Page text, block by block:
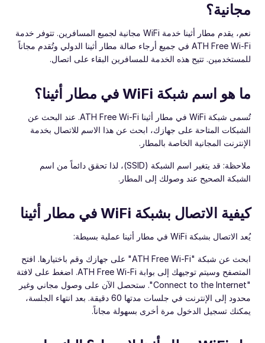
مجانية؟
نعم، يقدم مطار أثينا خدمة WiFi مجانية لجميع المسافرين. تتوفر خدمة
ATH Free Wi-Fi في جميع أرجاء صالة مطار أثينا الدولي وتُقدم مجاناً
للمستخدمين. تتيح هذه الخدمة للمسافرين البقاء على اتصال.
ما هو اسم شبكة WiFi في مطار أثينا؟
تُسمى شبكة WiFi في مطار أثينا ATH Free Wi-Fi. عند البحث عن
الشبكات المتاحة على جهازك، ابحث عن هذا الاسم للاتصال بخدمة
الإنترنت المجانية الخاصة بالمطار.
ملاحظة: قد يتغير اسم الشبكة (SSID)، لذا تحقق دائماً من اسم
الشبكة الصحيح عند وصولك إلى المطار.
كيفية الاتصال بشبكة WiFi في مطار أثينا
يُعد الاتصال بشبكة WiFi في مطار أثينا عملية بسيطة:
ابحث عن شبكة "ATH Free Wi-Fi" على جهازك وقم باختيارها. افتح
المتصفح وسيتم توجيهك إلى بوابة ATH Free Wi-Fi. اضغط على لافتة
"Connect to the Internet". ستحصل الآن على وصول مجاني وغير
محدود إلى الإنترنت في جلسات مدتها 60 دقيقة. بعد انتهاء الجلسة،
يمكنك تسجيل الدخول مرة أخرى بسهولة مجاناً.